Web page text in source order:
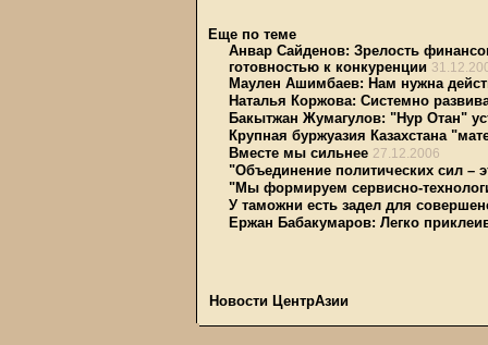
Еще по теме
Анвар Сайденов: Зрелость
готовностью к конкуренции
Маулен Ашимбаев: Нам нужна
Наталья Коржова: Системно
Бакытжан Жумагулов: "Нур Отан"
Крупная буржуазия Казахстана
Вместе мы сильнее 27.12.2006
"Объединение политических сил –
"Мы формируем сервисно-
У таможни есть задел для
Ержан Бабакумаров: Легко
Новости ЦентрАзии